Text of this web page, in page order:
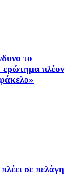
το
πλέον
σε πελάγη